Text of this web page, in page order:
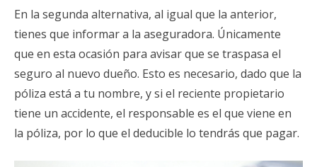
En la segunda alternativa, al igual que la anterior,
tienes que informar a la aseguradora. Únicamente
que en esta ocasión para avisar que se traspasa el
seguro al nuevo dueño. Esto es necesario, dado que la
póliza está a tu nombre, y si el reciente propietario
tiene un accidente, el responsable es el que viene en
la póliza, por lo que el deducible lo tendrás que pagar.